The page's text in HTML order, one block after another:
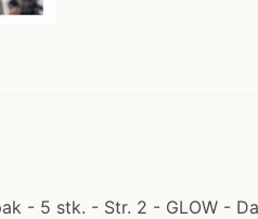
- 5 stk. - Str. 2 - GLOW -